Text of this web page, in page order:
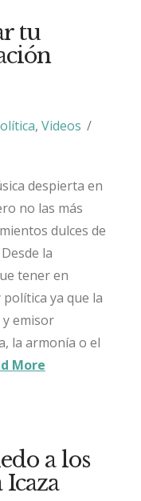
tu
, Videos
despierta en
no las más
dulces de
la
tener en
ya que la
emisor
la armonía o el
More
a los